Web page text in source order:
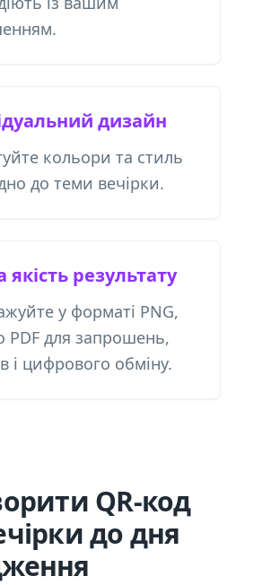
дизайн
кольори та стиль
до теми вечірки.
якість результату
у форматі PNG,
PDF для запрошень,
і цифрового обміну.
QR-код
до дня